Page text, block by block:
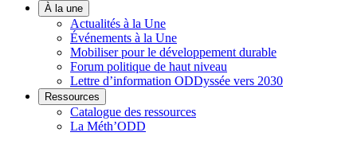
À la une
Actualités à la Une
Événements à la Une
Mobiliser pour le développement durable
Forum politique de haut niveau
Lettre d’information ODDyssée vers 2030
Ressources
Catalogue des ressources
La Méth’ODD